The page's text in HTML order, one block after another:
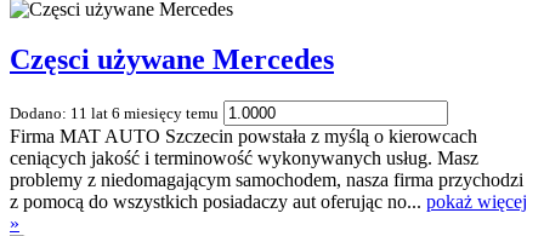
Częsci używane Mercedes
Dodano: 11 lat 6 miesięcy temu
Firma MAT AUTO Szczecin powstała z myślą o kierowcach
ceniących jakość i terminowość wykonywanych usług. Masz
problemy z niedomagającym samochodem, nasza firma przychodzi
z pomocą do wszystkich posiadaczy aut oferując no... pokaż więcej
»